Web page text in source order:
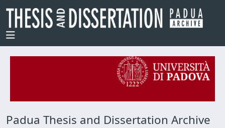
Padua Thesis and Dissertation Archive